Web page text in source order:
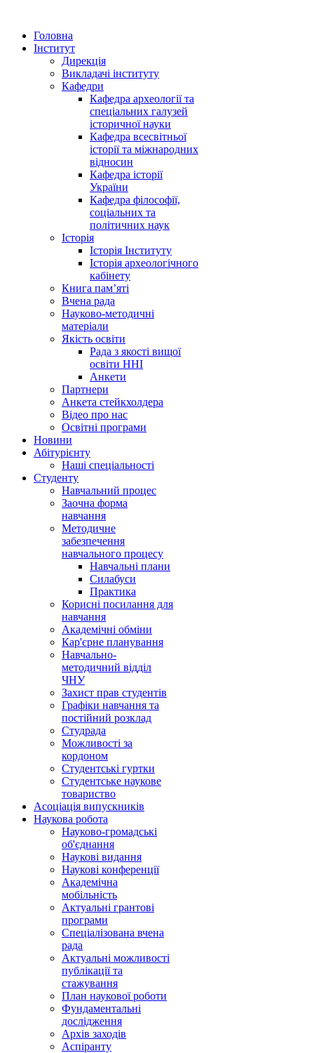
Головна
Інститут
Дирекція
Викладачі інституту
Кафедри
Кафедра археології та
спеціальних галузей
історичної науки
Кафедра всесвітньої
історії та міжнародних
відносин
Кафедра історії
України
Кафедра філософії,
соціальних та
політичних наук
Історія
Історія Інституту
Історія археологічного
кабінету
Книга памʼяті
Вчена рада
Науково-методичні
матеріали
Якість освіти
Рада з якості вищої
освіти ННІ
Анкети
Партнери
Анкета стейкхолдера
Відео про нас
Освітні програми
Hовини
Абітурієнту
Наші спеціальності
Студенту
Навчальний процес
Заочна форма
навчання
Методичне
забезпечення
навчального процесу
Навчальні плани
Силабуси
Практика
Корисні посилання для
навчання
Академічні обміни
Кар'єрне планування
Навчально-
методичний відділ
ЧНУ
Захист прав студентів
Графіки навчання та
постійний розклад
Студрада
Можливості за
кордоном
Студентські гуртки
Студентське наукове
товариство
Асоціація випускників
Наукова робота
Науково-громадські
об'єднання
Наукові видання
Наукові конференції
Академічна
мобільність
Актуальні грантові
програми
Спеціалізована вчена
рада
Актуальні можливості
публікації та
стажування
План наукової роботи
Фундаментальні
дослідження
Архів заходів
Аспіранту